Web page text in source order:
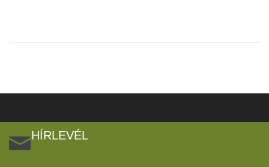
HÍRLEVÉL